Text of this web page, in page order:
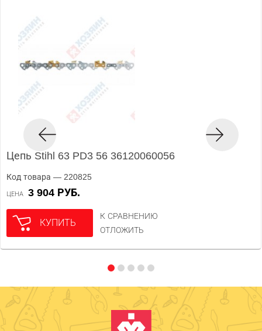
Цепь Stihl 63 PD3 56 36120060056
Код товара — 220825
ЦЕНА 3 904 РУБ.
КУПИТЬ
К СРАВНЕНИЮ
ОТЛОЖИТЬ